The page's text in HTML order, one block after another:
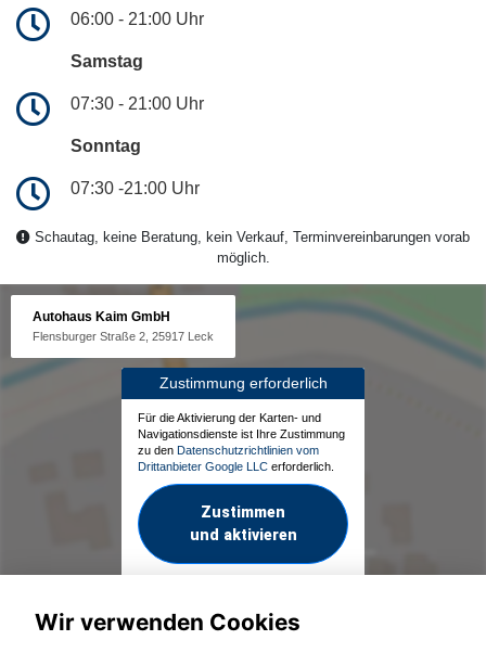
06:00 - 21:00 Uhr
Samstag
07:30 - 21:00 Uhr
Sonntag
07:30 -21:00 Uhr
Schautag, keine Beratung, kein Verkauf, Terminvereinbarungen vorab
möglich.
Autohaus Kaim GmbH
Flensburger Straße 2, 25917 Leck
Zustimmung erforderlich
Für die Aktivierung der Karten- und
Navigationsdienste ist Ihre Zustimmung
zu den Datenschutzrichtlinien vom
Drittanbieter Google LLC erforderlich.
Zustimmen
und aktivieren
Wir verwenden Cookies